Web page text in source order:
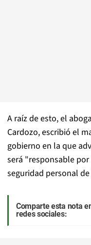
A raíz de esto, el
Cardozo, escribió el
gobierno en la que
será "responsable
seguridad personal
Comparte esta nota
redes sociales: